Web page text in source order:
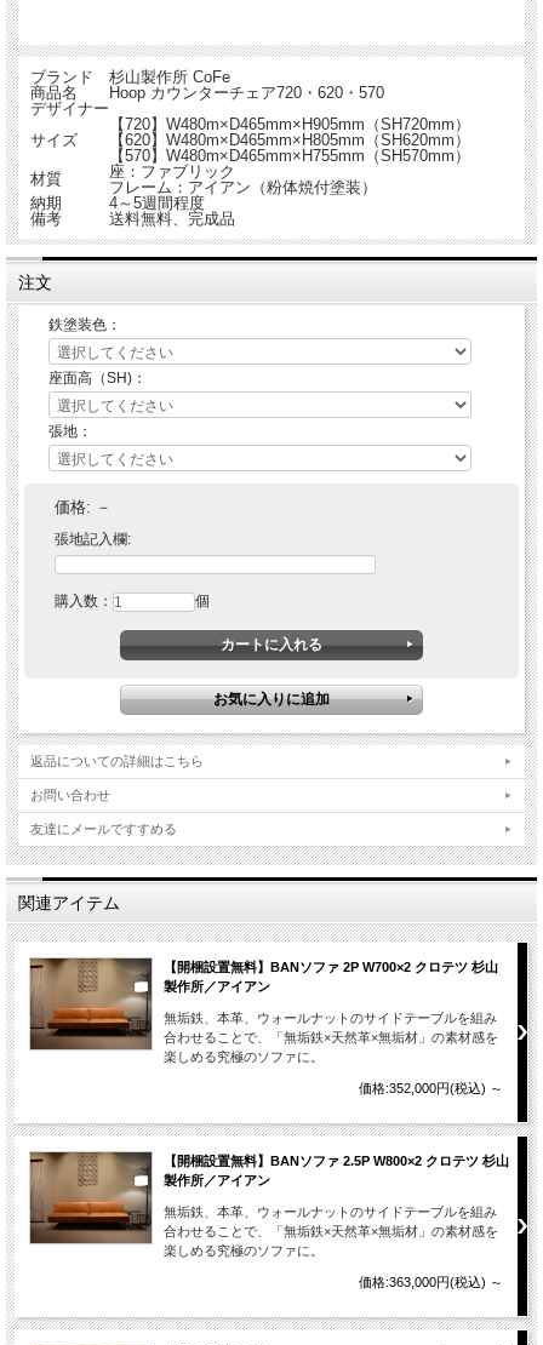
ブランド
杉山製作所 CoFe
商品名
Hoop カウンターチェア720・620・570
デザイナー
サイズ
【720】W480m×D465mm×H905mm（SH720mm）
【620】W480m×D465mm×H805mm（SH620mm）
【570】W480m×D465mm×H755mm（SH570mm）
材質
座：ファブリック
フレーム：アイアン（粉体焼付塗装）
納期
4～5週間程度
備考
送料無料、完成品
注文
鉄塗装色：
座面高（SH)：
張地：
価格: －
張地記入欄:
購入数： 個
返品についての詳細はこちら
お問い合わせ
友達にメールですすめる
関連アイテム
【開梱設置無料】BANソファ 2P W700×2 クロテツ 杉山
製作所／アイアン
無垢鉄、本革、ウォールナットのサイドテーブルを組み
合わせることで、「無垢鉄×天然革×無垢材」の素材感を
楽しめる究極のソファに。
価格:352,000円(税込) ～
【開梱設置無料】BANソファ 2.5P W800×2 クロテツ 杉山
製作所／アイアン
無垢鉄、本革、ウォールナットのサイドテーブルを組み
合わせることで、「無垢鉄×天然革×無垢材」の素材感を
楽しめる究極のソファに。
価格:363,000円(税込) ～